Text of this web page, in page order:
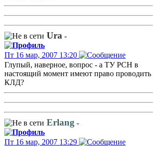
Ura -
Пт 16 мар, 2007 13:20
Глупый, наверное, вопрос - а ТУ РСН в
настоящий момент имеют право проводить
КЛД?
Erlang -
Пт 16 мар, 2007 13:29